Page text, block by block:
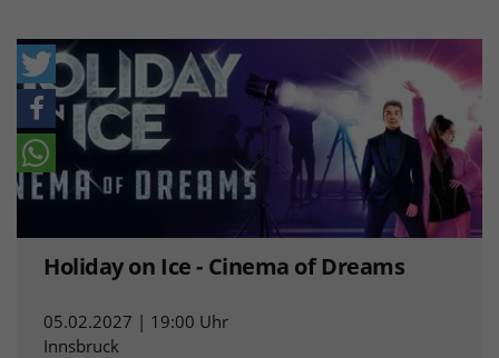
Holiday on Ice - Cinema of Dreams
05.02.2027 | 19:00 Uhr
Innsbruck